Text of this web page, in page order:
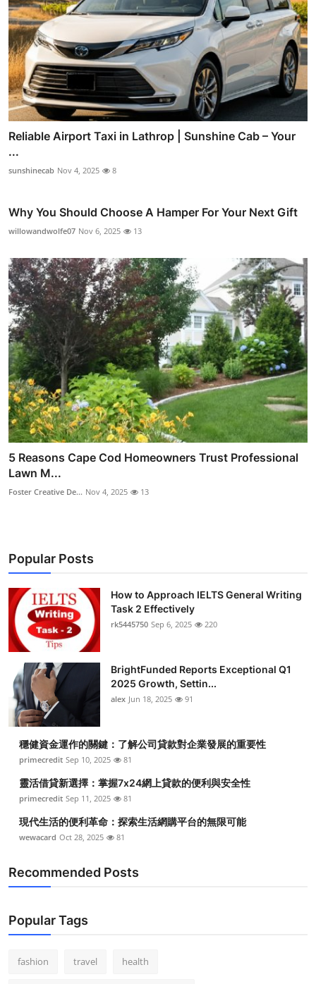
Reliable Airport Taxi in Lathrop | Sunshine Cab – Your
...
sunshinecab Nov 4, 2025 8
Why You Should Choose A Hamper For Your Next Gift
willowandwolfe07 Nov 6, 2025 13
5 Reasons Cape Cod Homeowners Trust Professional
Lawn M...
Foster Creative De... Nov 4, 2025 13
Popular Posts
How to Approach IELTS General Writing
Task 2 Effectively
rk5445750 Sep 6, 2025 220
BrightFunded Reports Exceptional Q1
2025 Growth, Settin...
alex Jun 18, 2025 91
穩健資金運作的關鍵：了解公司貸款對企業發展的重要性
primecredit Sep 10, 2025 81
靈活借貸新選擇：掌握7x24網上貸款的便利與安全性
primecredit Sep 11, 2025 81
現代生活的便利革命：探索生活網購平台的無限可能
wewacard Oct 28, 2025 81
Recommended Posts
Popular Tags
fashion travel health